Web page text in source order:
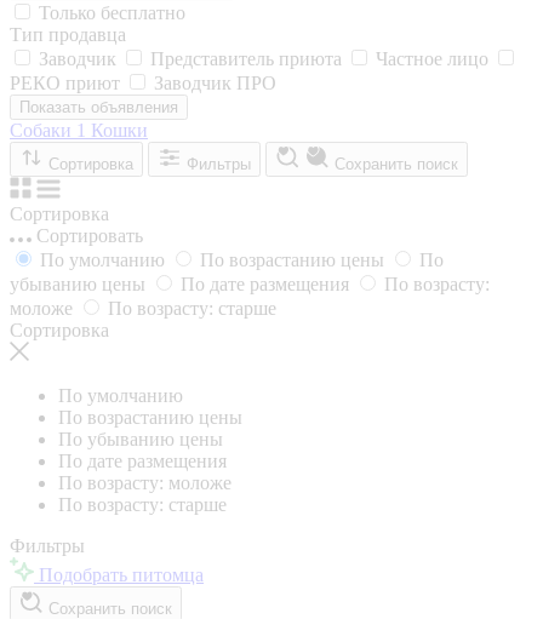
Только бесплатно
Тип продавца
Заводчик
Представитель приюта
Частное лицо
РЕКО приют
Заводчик ПРО
Показать объявления
Собаки 1 Кошки
Сортировка Фильтры Сохранить поиск
Сортировка
Сортировать
По умолчанию
По возрастанию цены
По
убыванию цены
По дате размещения
По возрасту:
моложе
По возрасту: старше
Сортировка
По умолчанию
По возрастанию цены
По убыванию цены
По дате размещения
По возрасту: моложе
По возрасту: старше
Фильтры
Подобрать питомца
Сохранить поиск